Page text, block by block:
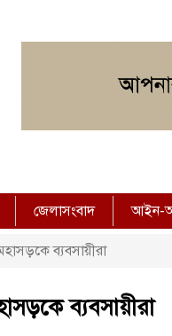
জেলাসংবাদ আইন-
ব্যবসায়ীরা
ব্যবসায়ীরা